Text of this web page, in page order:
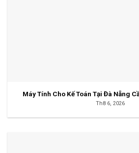
Máy Tính Cho Kế Toán Tại Đà Nẵng
Th8 6, 2026